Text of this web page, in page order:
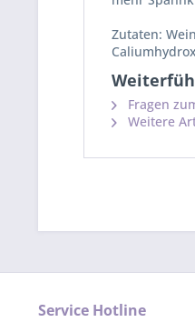
Zutaten:
Fragen
Weitere
Service Hotline